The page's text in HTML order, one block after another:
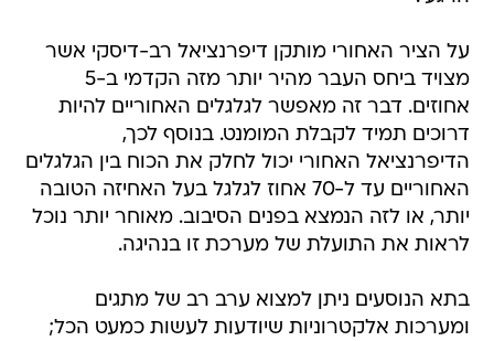
על הציר האחורי מותקן דיפרנציאל רב-דיסקי אשר
מצויד ביחס העבר מהיר יותר מזה הקדמי ב-5
אחוזים. דבר זה מאפשר לגלגלים האחוריים להיות
דרוכים תמיד לקבלת המומנט. בנוסף לכך,
הדיפרנציאל האחורי יכול לחלק את הכוח בין הגלגלים
האחוריים עד ל-70 אחוז לגלגל בעל האחיזה הטובה
יותר, או לזה הנמצא בפנים הסיבוב. מאוחר יותר נוכל
לראות את התועלת של מערכת זו בנהיגה.
בתא הנוסעים ניתן למצוא ערב רב של מתגים
ומערכות אלקטרוניות שיודעות לעשות כמעט הכל;